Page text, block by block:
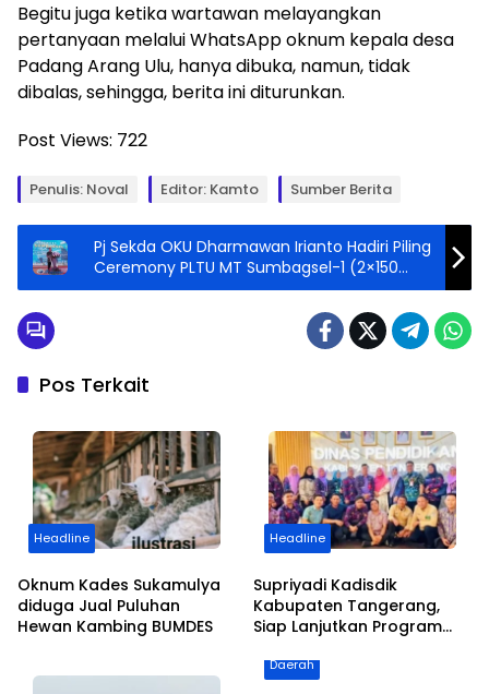
Begitu juga ketika wartawan melayangkan
pertanyaan melalui WhatsApp oknum kepala desa
Padang Arang Ulu, hanya dibuka, namun, tidak
dibalas, sehingga, berita ini diturunkan.
Post Views: 722
Penulis: Noval Editor: Kamto Sumber Berita
Pj Sekda OKU Dharmawan Irianto Hadiri Piling
Ceremony PLTU MT Sumbagsel-1 (2×150
MW)
Pos Terkait
Headline
Oknum Kades Sukamulya
diduga Jual Puluhan
Hewan Kambing BUMDES
Headline
Supriyadi Kadisdik
Kabupaten Tangerang,
Siap Lanjutkan Program
Daerah